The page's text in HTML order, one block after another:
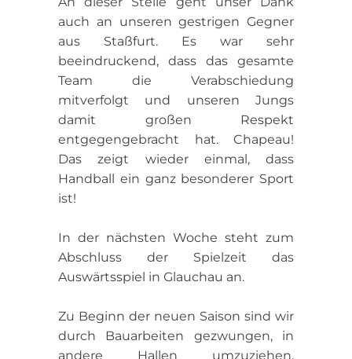
auch an unseren gestrigen Gegner
aus Staßfurt. Es war sehr
beeindruckend, dass das gesamte
Team die Verabschiedung
mitverfolgt und unseren Jungs
damit großen Respekt
entgegengebracht hat. Chapeau!
Das zeigt wieder einmal, dass
Handball ein ganz besonderer Sport
ist!
In der nächsten Woche steht zum
Abschluss der Spielzeit das
Auswärtsspiel in Glauchau an.
Zu Beginn der neuen Saison sind wir
durch Bauarbeiten gezwungen, in
andere Hallen umzuziehen.